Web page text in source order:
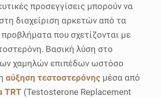
προσεγγίσεις μπορούν να
διαχείριση αρκετών από τα
που σχετίζονται με
Βασική λύση στο
χαμηλών επιπέδων ωστόσο
αύξηση τεστοστερόνηςμέσα από
TRT(Testosterone Replacement